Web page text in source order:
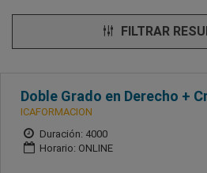
FILTRAR
Doble Grado en Derecho +
ICAFORMACION
Duración: 4000
Horario: ONLINE